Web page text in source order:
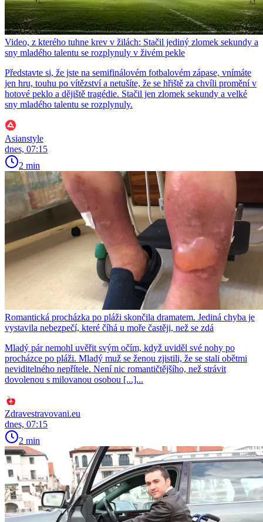
Video, z kterého tuhne krev v žilách: Stačil jediný zlomek sekundy a
sny mladého talentu se rozplynuly v živém pekle
Představte si, že jste na semifinálovém fotbalovém zápase, vnímáte
jen hru, touhu po vítězství a netušíte, že se hřiště za chvíli promění v
hotové peklo a dějiště tragédie. Stačil jen zlomek sekundy a velké
sny mladého talentu se rozplynuly.
Asianstyle
dnes, 07:15
2 min
Romantická procházka po pláži skončila dramatem. Jediná chyba je
vystavila nebezpečí, které číhá u moře častěji, než se zdá
Mladý pár nemohl uvěřit svým očím, když uviděl své nohy po
procházce po pláži. Mladý muž se ženou zjistili, že se stali obětmi
neviditelného nepřítele. Není nic romantičtějšího, než strávit
dovolenou s milovanou osobou [...]...
Zdravestravovani.eu
dnes, 07:15
2 min